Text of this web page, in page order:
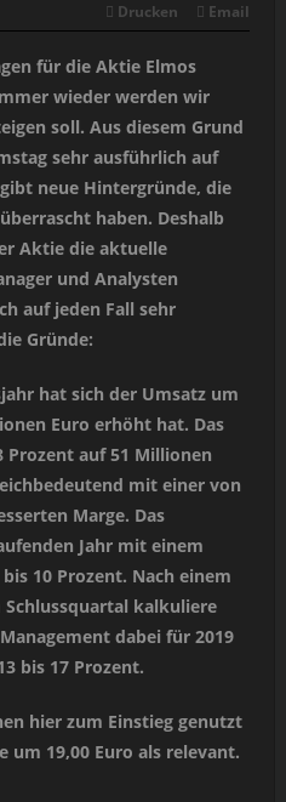
Drucken Email
für die Aktie Elmos
wieder werden wir
soll. Aus diesem Grund
sehr ausführlich auf
neue Hintergründe, die
haben. Deshalb
Aktie die aktuelle
und Analysten
auf jeden Fall sehr
Gründe:
hat sich der Umsatz um
Euro erhöht hat. Das
Prozent auf 51 Millionen
mit einer von
Marge. Das
Jahr mit einem
10 Prozent. Nach einem
Schlussquartal kalkuliere
dabei für 2019
bis 17 Prozent.
hier zum Einstieg genutzt
um 19,00 Euro als relevant.